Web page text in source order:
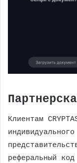
Клиентам
реферальный